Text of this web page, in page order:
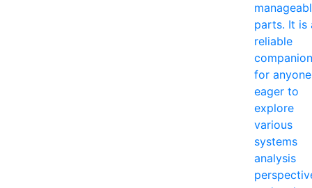
parts. It is
reliable
companion
for anyone
eager to
explore
various
systems
analysis